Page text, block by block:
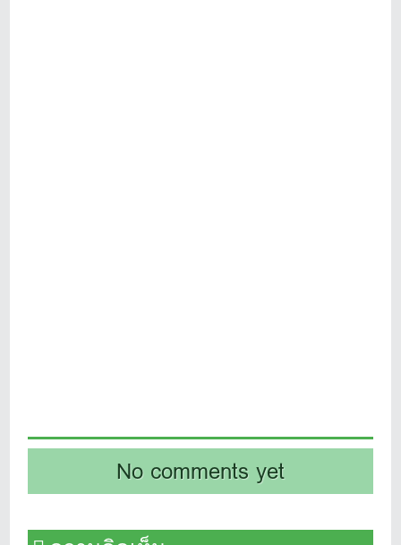
No comments yet